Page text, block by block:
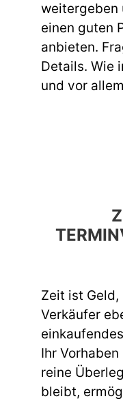
weitergeben
einen guten
anbieten.
Details. Wie
und vor
Zeit ist
Verkäufer
Ihr
reine
bleibt,